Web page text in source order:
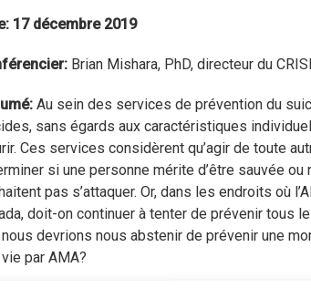
17 décembre 2019
Brian Mishara, PhD, directeur du
Au sein des services de prévention du
sans égards aux caractéristiques
Ces services considèrent qu’agir de toute
si une personne mérite d’être sauvée
pas s’attaquer. Or, dans les endroits où
doit-on continuer à tenter de prévenir
devrions nous abstenir de prévenir une
par AMA?